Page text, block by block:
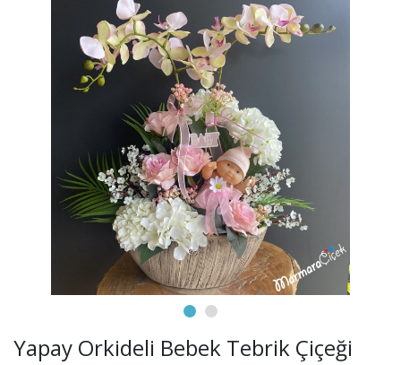
Yapay Orkideli Bebek Tebrik Çiçeği